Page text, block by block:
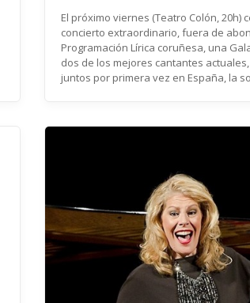
El próximo viernes (Teatro Colón, 20h)
concierto extraordinario, fuera de
Programación Lírica coruñesa, una
dos de los mejores cantantes
juntos por primera vez en España, la